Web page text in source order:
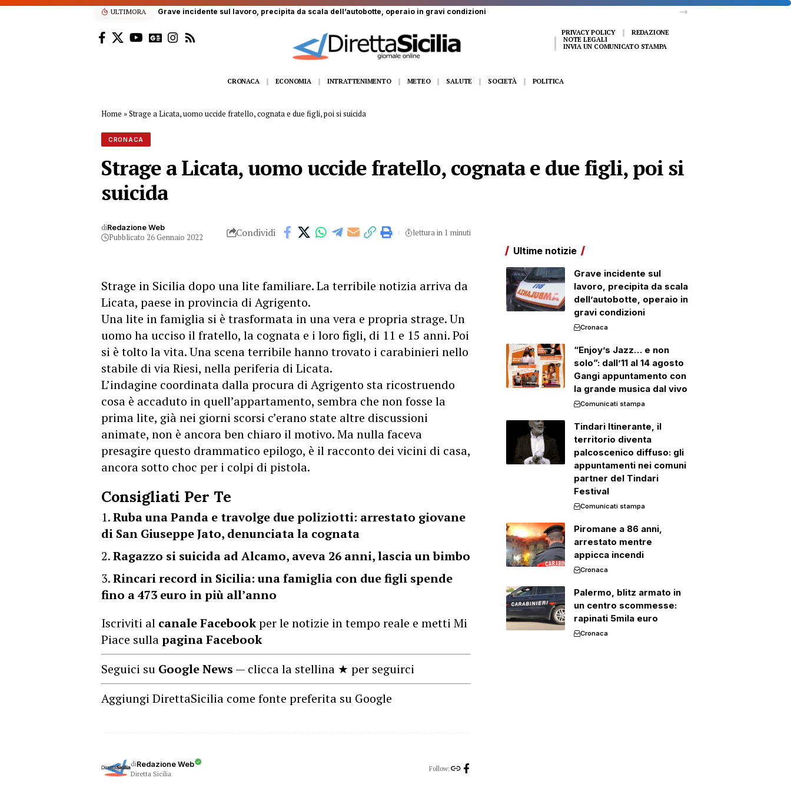
ULTIMORA Grave incidente sul lavoro, precipita da scala dell’autobotte, operaio in gravi condizioni
PRIVACY POLICY
REDAZIONE
NOTE LEGALI
INVIA UN COMUNICATO STAMPA
CRONACA ECONOMIA INTRATTENIMENTO METEO SALUTE SOCIETÀ POLITICA
Home »Strage a Licata, uomo uccide fratello, cognata e due figli, poi si suicida
CRONACA
Strage a Licata, uomo uccide fratello, cognata e due figli, poi si
suicida
diRedazione Web
Pubblicato 26 Gennaio 2022 Condividi lettura in 1 minuti
Strage in Sicilia dopo una lite familiare. La terribile notizia arriva da
Licata, paese in provincia di Agrigento.
Una lite in famiglia si è trasformata in una vera e propria strage. Un
uomo ha ucciso il fratello, la cognata e i loro figli, di 11 e 15 anni. Poi
si è tolto la vita. Una scena terribile hanno trovato i carabinieri nello
stabile di via Riesi, nella periferia di Licata.
L’indagine coordinata dalla procura di Agrigento sta ricostruendo
cosa è accaduto in quell’appartamento, sembra che non fosse la
prima lite, già nei giorni scorsi c’erano state altre discussioni
animate, non è ancora ben chiaro il motivo. Ma nulla faceva
presagire questo drammatico epilogo, è il racconto dei vicini di casa,
ancora sotto choc per i colpi di pistola.
Consigliati Per Te
Ruba una Panda e travolge due poliziotti: arrestato giovane
di San Giuseppe Jato, denunciata la cognata
Ragazzo si suicida ad Alcamo, aveva 26 anni, lascia un bimbo
Rincari record in Sicilia: una famiglia con due figli spende
fino a 473 euro in più all’anno
Iscriviti al canale Facebookper le notizie in tempo reale e metti Mi
Piace sullapagina Facebook
Seguici su Google News — clicca la stellina ★ per seguirci
Aggiungi DirettaSicilia come fonte preferita su Google
diRedazione Web
Diretta Sicilia
Follow:
Ultime notizie
Grave incidente sul
lavoro, precipita da scala
dell’autobotte, operaio in
gravi condizioni
Cronaca
“Enjoy’s Jazz… e non
solo”: dall’11 al 14 agosto
Gangi appuntamento con
la grande musica dal vivo
Comunicati stampa
Tindari Itinerante, il
territorio diventa
palcoscenico diffuso: gli
appuntamenti nei comuni
partner del Tindari
Festival
Comunicati stampa
Piromane a 86 anni,
arrestato mentre
appicca incendi
Cronaca
Palermo, blitz armato in
un centro scommesse:
rapinati 5mila euro
Cronaca